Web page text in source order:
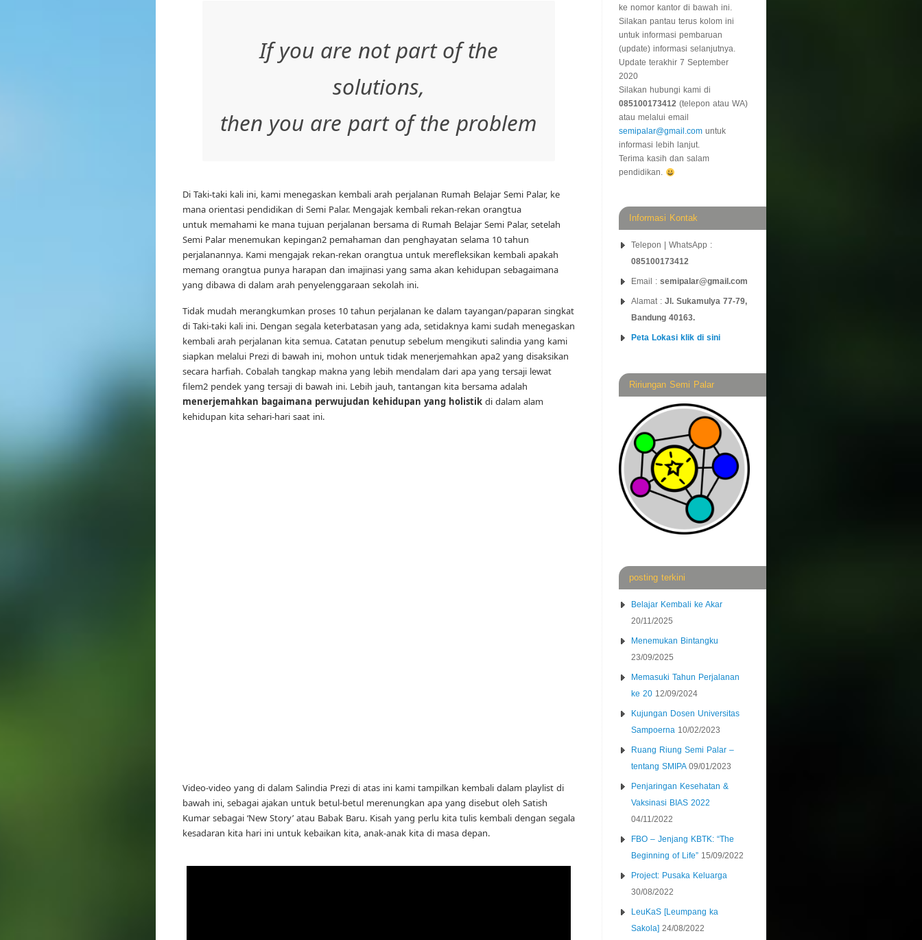
If you are not part of the
solutions,
then you are part of the problem
Di Taki-taki kali ini, kami menegaskan kembali arah perjalanan Rumah Belajar Semi Palar, ke
mana orientasi pendidikan di Semi Palar. Mengajak kembali rekan-rekan orangtua
untuk memahami ke mana tujuan perjalanan bersama di Rumah Belajar Semi Palar, setelah
Semi Palar menemukan kepingan2 pemahaman dan penghayatan selama 10 tahun
perjalanannya. Kami mengajak rekan-rekan orangtua untuk merefleksikan kembali apakah
memang orangtua punya harapan dan imajinasi yang sama akan kehidupan sebagaimana
yang dibawa di dalam arah penyelenggaraan sekolah ini.
Tidak mudah merangkumkan proses 10 tahun perjalanan ke dalam tayangan/paparan singkat
di Taki-taki kali ini. Dengan segala keterbatasan yang ada, setidaknya kami sudah menegaskan
kembali arah perjalanan kita semua. Catatan penutup sebelum mengikuti salindia yang kami
siapkan melalui Prezi di bawah ini, mohon untuk tidak menerjemahkan apa2 yang disaksikan
secara harfiah. Cobalah tangkap makna yang lebih mendalam dari apa yang tersaji lewat
filem2 pendek yang tersaji di bawah ini. Lebih jauh, tantangan kita bersama adalah
menerjemahkan bagaimana perwujudan kehidupan yang holistik di dalam alam
kehidupan kita sehari-hari saat ini.
Video-video yang di dalam Salindia Prezi di atas ini kami tampilkan kembali dalam playlist di
bawah ini, sebagai ajakan untuk betul-betul merenungkan apa yang disebut oleh Satish
Kumar sebagai ‘New Story’ atau Babak Baru. Kisah yang perlu kita tulis kembali dengan segala
kesadaran kita hari ini untuk kebaikan kita, anak-anak kita di masa depan.
ke nomor kantor di bawah ini.
Silakan pantau terus kolom ini
untuk informasi pembaruan
(update) informasi selanjutnya.
Update terakhir 7 September
2020
Silakan hubungi kami di
085100173412 (telepon atau WA)
atau melalui email
semipalar@gmail.com untuk
informasi lebih lanjut.
Terima kasih dan salam
pendidikan.
Informasi Kontak
Telepon | WhatsApp :
085100173412
Email : semipalar@gmail.com
Alamat : Jl. Sukamulya 77-79,
Bandung 40163.
Peta Lokasi klik di sini
Ririungan Semi Palar
posting terkini
Belajar Kembali ke Akar
20/11/2025
Menemukan Bintangku
23/09/2025
Memasuki Tahun Perjalanan
ke 20 12/09/2024
Kujungan Dosen Universitas
Sampoerna 10/02/2023
Ruang Riung Semi Palar –
tentang SMIPA 09/01/2023
Penjaringan Kesehatan &
Vaksinasi BIAS 2022
04/11/2022
FBO – Jenjang KBTK: “The
Beginning of Life” 15/09/2022
Project: Pusaka Keluarga
30/08/2022
LeuKaS [Leumpang ka
Sakola] 24/08/2022